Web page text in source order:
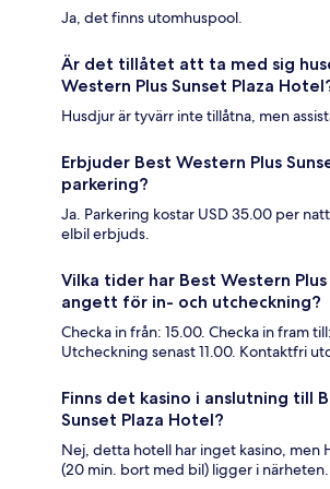
Ja, det finns utomhuspool.
Är det tillåtet att ta med sig
Western Plus Sunset Plaza
Husdjur är tyvärr inte tillåtna, men
Erbjuder Best Western Plus
parkering?
Ja. Parkering kostar USD 35.00 per
elbil erbjuds.
Vilka tider har Best Western
angett för in- och utcheckning?
Checka in från: 15.00. Checka in fram
Utcheckning senast 11.00. Kontaktfri
Finns det kasino i anslutning till
Sunset Plaza Hotel?
Nej, detta hotell har inget kasino, men
(20 min. bort med bil) ligger i närheten.